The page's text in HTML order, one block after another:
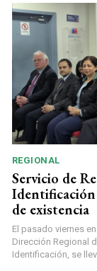
REGIONAL
Servicio de
Identificación
de existencia
El pasado viernes
Dirección Regional
Identificación, se